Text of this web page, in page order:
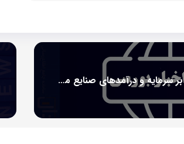
تأثیر تعدیل قراردادها بر سرمایه و درآمدهای صنایع مس افق کرمان در سال مالی جاری